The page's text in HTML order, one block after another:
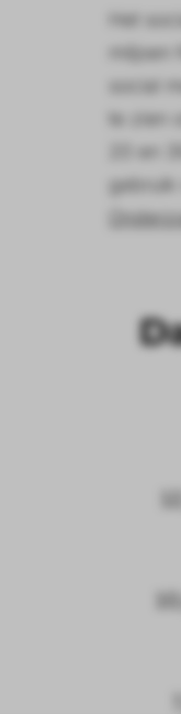
Het
social
te
20 en